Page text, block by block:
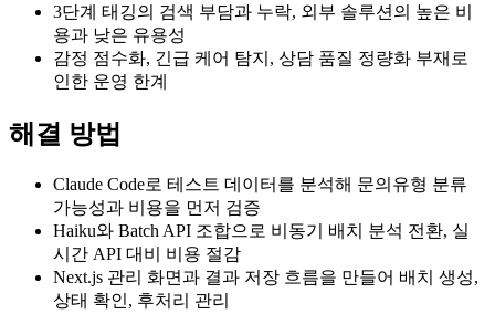
3단계 태깅의 검색 부담과 누락, 외부 솔루션의 높은 비
용과 낮은 유용성
감정 점수화, 긴급 케어 탐지, 상담 품질 정량화 부재로
인한 운영 한계
해결 방법
Claude Code로 테스트 데이터를 분석해 문의유형 분류
가능성과 비용을 먼저 검증
Haiku와 Batch API 조합으로 비동기 배치 분석 전환, 실
시간 API 대비 비용 절감
Next.js 관리 화면과 결과 저장 흐름을 만들어 배치 생성,
상태 확인, 후처리 관리